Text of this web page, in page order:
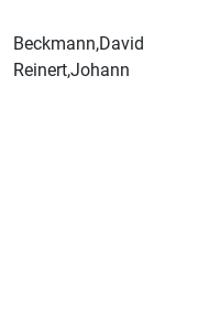
Beckmann,David
Reinert,Johann